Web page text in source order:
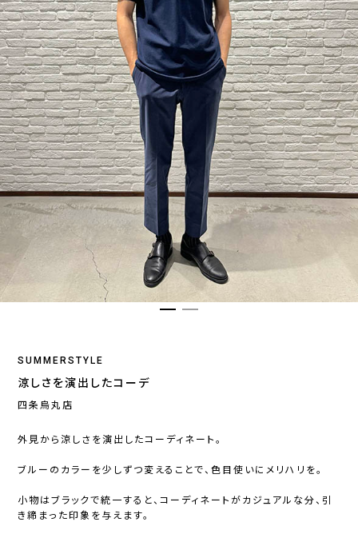
SUMMERSTYLE
涼しさを演出したコーデ
四条烏丸店
外見から涼しさを演出したコーディネート。
ブルーのカラーを少しずつ変えることで、色目使いにメリハリを。
小物はブラックで統一すると、コーディネートがカジュアルな分、引
き締まった印象を与えます。